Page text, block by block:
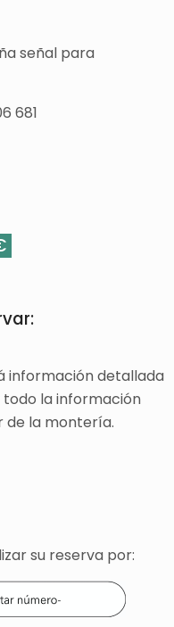
señal para
681
información detallada
todo la información
la montería.
su reserva por: